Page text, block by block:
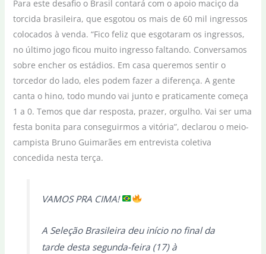
Para este desafio o Brasil contará com o apoio maciço da
torcida brasileira, que esgotou os mais de 60 mil ingressos
colocados à venda. “Fico feliz que esgotaram os ingressos,
no último jogo ficou muito ingresso faltando. Conversamos
sobre encher os estádios. Em casa queremos sentir o
torcedor do lado, eles podem fazer a diferença. A gente
canta o hino, todo mundo vai junto e praticamente começa
1 a 0. Temos que dar resposta, prazer, orgulho. Vai ser uma
festa bonita para conseguirmos a vitória”, declarou o meio-
campista Bruno Guimarães em entrevista coletiva
concedida nesta terça.
VAMOS PRA CIMA!
A Seleção Brasileira deu início no final da
tarde desta segunda-feira (17) à